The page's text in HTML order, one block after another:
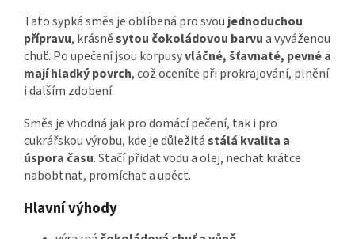
Tato sypká směs je oblíbená pro svou jednoduchou
přípravu, krásněsytou čokoládovou barvua vyváženou
chuť. Po upečení jsou korpusyvláčné, šťavnaté, pevné a
mají hladký povrch, což oceníte při prokrajování, plnění
i dalším zdobení.
Směs je vhodná jak pro domácí pečení, tak i pro
cukrářskou výrobu, kde je důležitástálá kvalita a
úspora času. Stačí přidat vodu a olej, nechat krátce
nabobtnat, promíchat a upéct.
Hlavní výhody